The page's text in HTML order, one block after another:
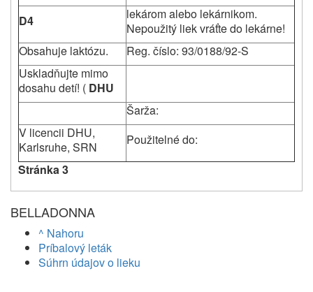
D4
lekárom alebo lekárnikom.
Nepoužitý liek vráťte do lekárne!
Obsahuje laktózu.
Reg. číslo: 93/0188/92-S
Uskladňujte mimo
dosahu detí! ( DHU
Šarža:
V licencii DHU,
Karlsruhe, SRN
Použitelné do:
Stránka 3
BELLADONNA
^ Nahoru
Príbalový leták
Súhrn údajov o lieku